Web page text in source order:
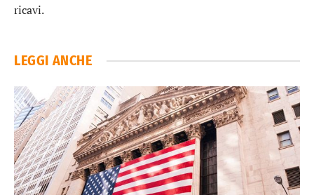
ricavi.
LEGGI ANCHE